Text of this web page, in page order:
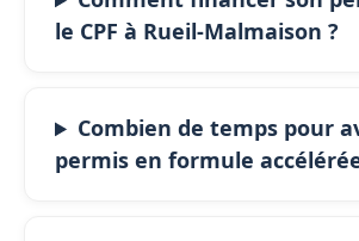
le CPF à Rueil-Malmaison ?
Combien de temps pour
permis en formule